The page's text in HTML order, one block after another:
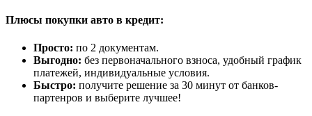
Плюсы покупки авто в кредит:
Просто: по 2 документам.
Выгодно: без первоначального взноса, удобный график
платежей, индивидуальные условия.
Быстро: получите решение за 30 минут от банков-
партенров и выберите лучшее!